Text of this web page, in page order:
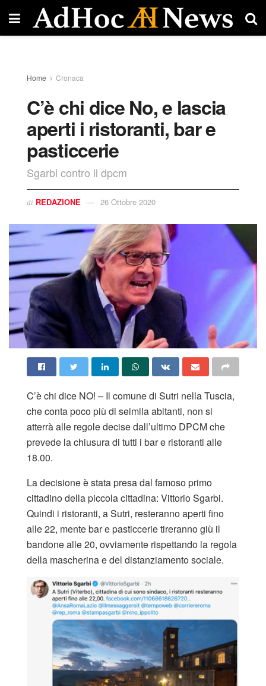
Home Cronaca
C’è chi dice No, e lascia
aperti i ristoranti, bar e
pasticcerie
Sgarbi contro il dpcm
di REDAZIONE 26 Ottobre 2020
C’è chi dice NO! – Il comune di Sutri nella Tuscia,
che conta poco più di seimila abitanti, non si
atterrà alle regole decise dall’ultimo DPCM che
prevede la chiusura di tutti i bar e ristoranti alle
18.00.
La decisione è stata presa dal famoso primo
cittadino della piccola cittadina: Vittorio Sgarbi.
Quindi i ristoranti, a Sutri, resteranno aperti fino
alle 22, mente bar e pasticcerie tireranno giù il
bandone alle 20, ovviamente rispettando la regola
della mascherina e del distanziamento sociale.